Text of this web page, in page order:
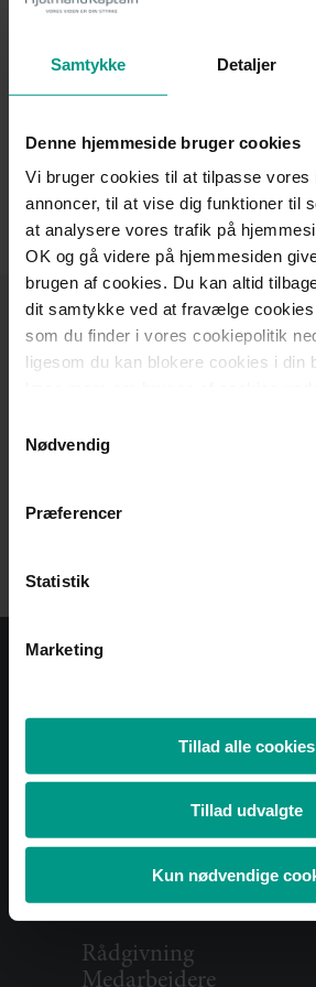
Samtykke Detaljer
Denne hjemmeside bruger cookies
Vi bruger cookies til at tilpasse vores
annoncer, til at vise dig funktioner til
at analysere vores trafik på
OK og gå videre på hjemmesiden
brugen af cookies. Du kan altid
dit samtykke ved at fravælge
som du finder i vores cookiepolitik
ligesom du kan blokere cookies i din
behandling af personoplysninger.
Nødvendig
Præferencer
Statistik
Marketing
Tillad alle cookies
Tillad udvalgte
Kun nødvendige
Som en del af administrationen er det
Administrationens hovedopgave er at
advokaternes arbejde bedst muligt,
udvikling samt at give vores kunder
oplevelse og service, uanset hvordan de
Tilmeld
Få nyheder, invitationer til
+45 7015 1000
mail@70151000.dk
CVR: 32337120
Rådgivning
Medarbejdere